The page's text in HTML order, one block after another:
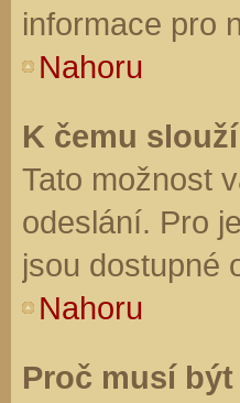
informace pro
Nahoru
K čemu
Tato možnost
odeslání. Pro
jsou dostupné
Nahoru
Proč musí